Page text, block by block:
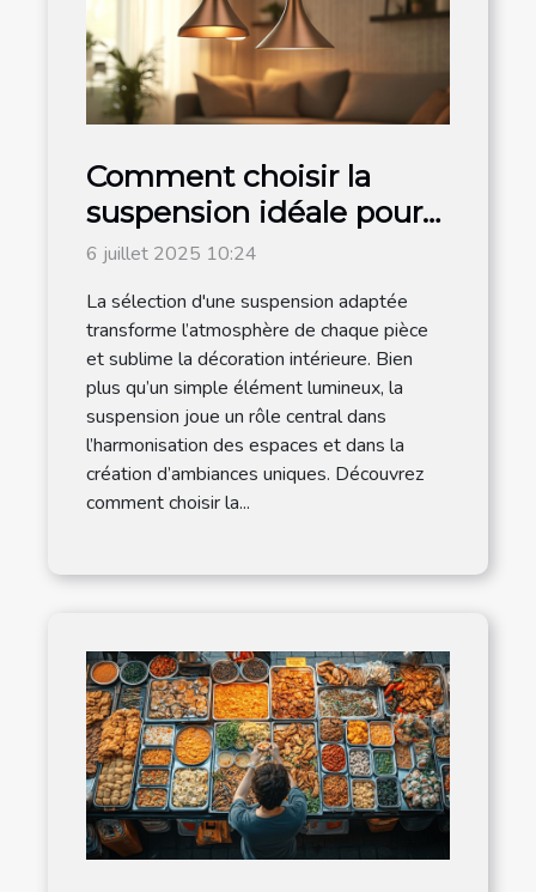
Comment choisir la
suspension idéale pour
chaque espace de votre
maison ?
6 juillet 2025 10:24
La sélection d'une suspension adaptée
transforme l’atmosphère de chaque pièce
et sublime la décoration intérieure. Bien
plus qu’un simple élément lumineux, la
suspension joue un rôle central dans
l’harmonisation des espaces et dans la
création d’ambiances uniques. Découvrez
comment choisir la...